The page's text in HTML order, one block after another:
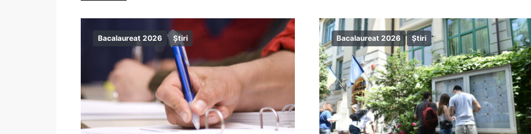
Bacalaureat 2026 Știri Bacalaureat 2026 Știri